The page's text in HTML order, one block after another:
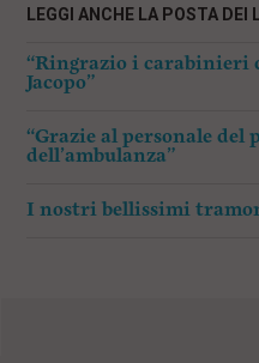
LEGGI ANCHE LA POSTA DEI
“Ringrazio i carabinieri
Jacopo”
“Grazie al personale del
dell’ambulanza”
I nostri bellissimi